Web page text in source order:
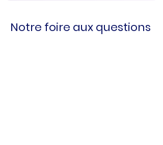
Notre foire aux questions